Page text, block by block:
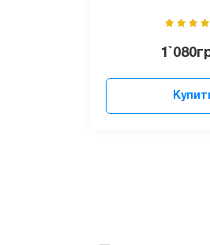
1`080